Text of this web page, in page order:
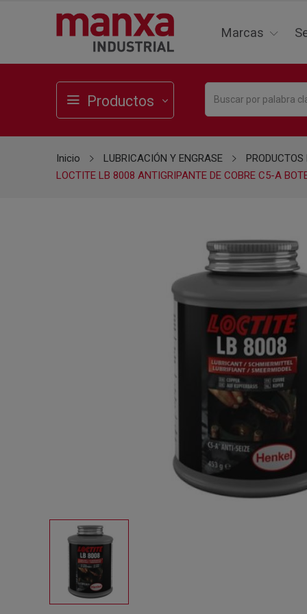
Marcas
Productos
Inicio LUBRICACIÓN Y ENGRASE
LOCTITE LB 8008 ANTIGRIPANTE DE COBRE C5-A